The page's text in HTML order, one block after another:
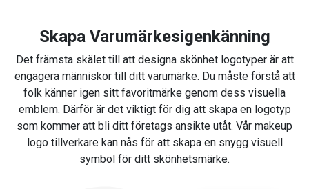
Skapa Varumärkesigenkänning
Det främsta skälet till att designa skönhet logotyper är att
engagera människor till ditt varumärke. Du måste förstå att
folk känner igen sitt favoritmärke genom dess visuella
emblem. Därför är det viktigt för dig att skapa en logotyp
som kommer att bli ditt företags ansikte utåt. Vår makeup
logo tillverkare kan nås för att skapa en snygg visuell
symbol för ditt skönhetsmärke.